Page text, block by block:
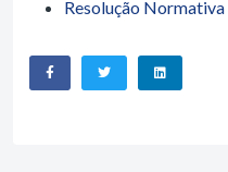
Resolução